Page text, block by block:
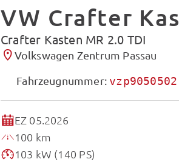
VW Crafter
Crafter Kasten MR 2.0 TDI
Volkswagen Zentrum Passau
Fahrzeugnummer: vzp9050502
EZ 05.2026
100 km
103 kW (140 PS)